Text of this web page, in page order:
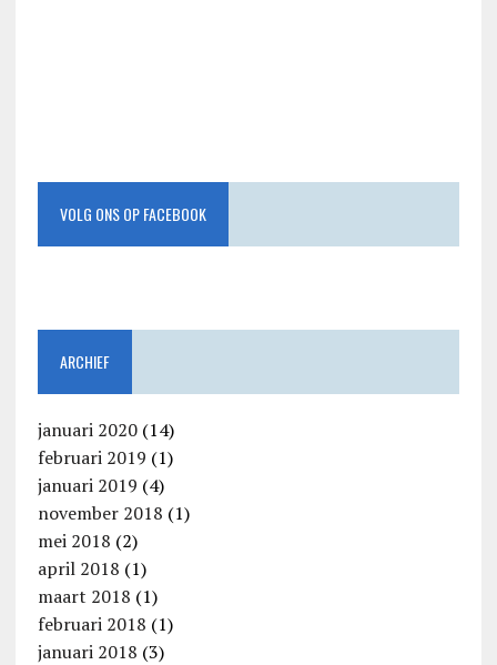
VOLG ONS OP FACEBOOK
ARCHIEF
januari 2020(14)
februari 2019 (1)
januari 2019 (4)
november 2018 (1)
mei 2018 (2)
april 2018 (1)
maart 2018 (1)
februari 2018 (1)
januari 2018 (3)